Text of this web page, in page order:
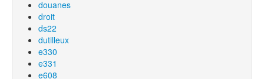
douanes
droit
ds22
dutilleux
e330
e331
e608